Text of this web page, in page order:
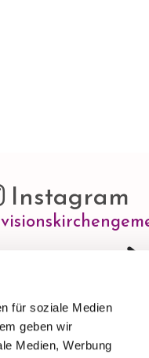
für soziale Medien
geben wir
Medien, Werbung
Instagram
akzeptieren Sie